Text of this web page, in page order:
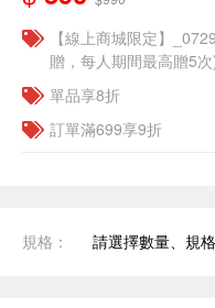
【線上商城限定】
贈，每人期間最高贈5
單品享8折
訂單滿699享9折
規格： 請選擇數量、規格